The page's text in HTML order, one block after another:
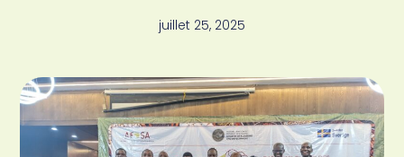
juillet 25, 2025